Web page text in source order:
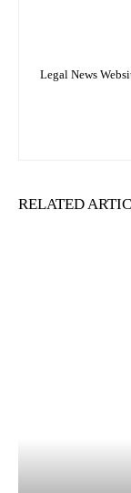
Legal News
RELATED